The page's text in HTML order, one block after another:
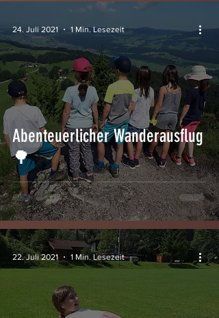
Abenteuerlicher Wanderausflug
🌳
24. Juli 2021 1 Min. Lesezeit
22. Juli 2021 1 Min. Lesezeit